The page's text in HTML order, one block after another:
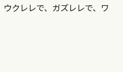
クレレで、ガズレレで、ワ